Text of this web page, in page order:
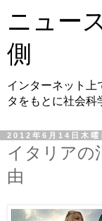
ニュー
側
インターネット上
タをもとに社会科
2012年6月14日木曜
イタリアの
由